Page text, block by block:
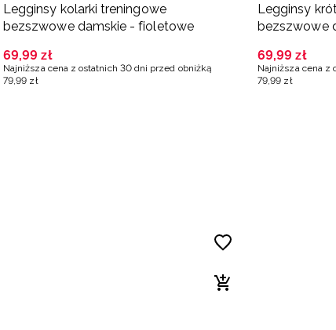
Legginsy kolarki treningowe
bezszwowe damskie - fioletowe
69,99 zł
Najniższa cena z ostatnich 30 dni przed obniżką
79,99 zł
Legginsy
bezszwowe
69,99 zł
Najniższa cena z
79,99 zł